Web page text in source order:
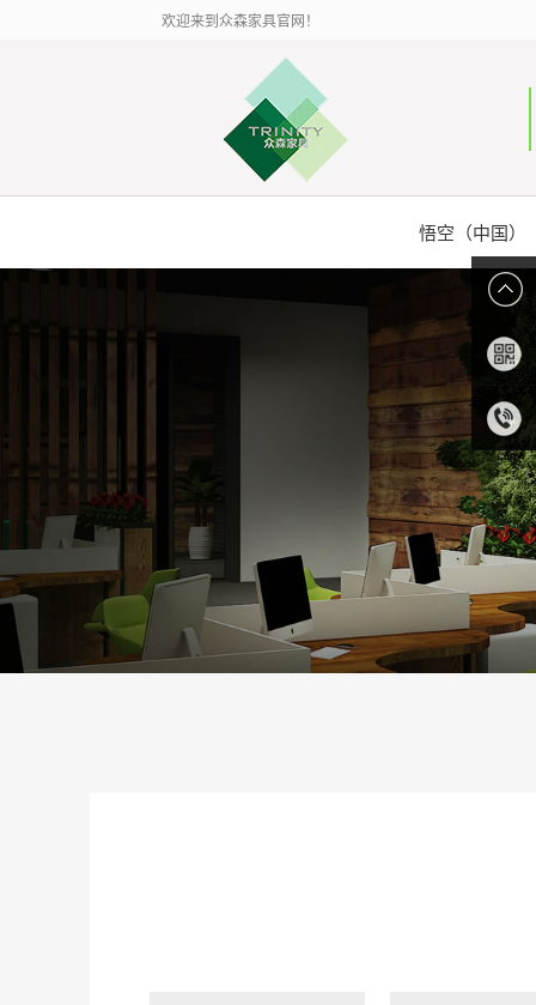
欢迎来到众森家具官网！
悟空（中国）
扫描二
维码
0086-
757-